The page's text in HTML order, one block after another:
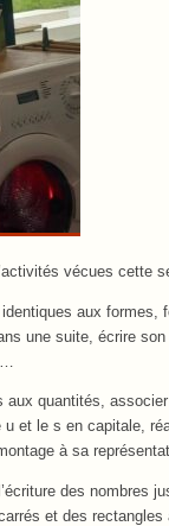
vécues cette
aux formes,
une suite, écrire
aux quantités,
et le s en capitale,
à sa
des nombres
et des rectangles